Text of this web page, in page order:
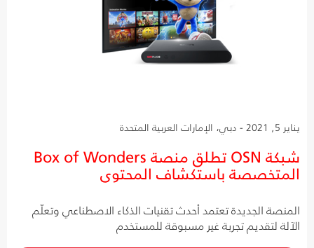
يناير 5, 2021 - دبي، الإمارات العربية المتحدة
شبكة OSN تطلق منصة Box of Wonders
المتخصصة باستكشاف المحتوى
المنصة الجديدة تعتمد أحدث تقنيات الذكاء الاصطناعي وتعلّم
الآلة لتقديم تجربة غير مسبوقة للمستخدم